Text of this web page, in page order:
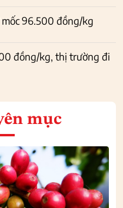
96.500 đồng/kg
đồng/kg, thị trường đi
mục